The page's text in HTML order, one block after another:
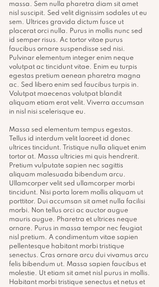
massa. Sem nulla pharetra diam sit amet
nisl suscipit. Sed velit dignissim sodales ut eu
sem. Ultrices gravida dictum fusce ut
placerat orci nulla. Purus in mollis nunc sed
id semper risus. Ac tortor vitae purus
faucibus ornare suspendisse sed nisi.
Pulvinar elementum integer enim neque
volutpat ac tincidunt vitae. Enim eu turpis
egestas pretium aenean pharetra magna
ac. Sed libero enim sed faucibus turpis in.
Volutpat maecenas volutpat blandit
aliquam etiam erat velit. Viverra accumsan
in nisl nisi scelerisque eu.
Massa sed elementum tempus egestas.
Tellus id interdum velit laoreet id donec
ultrices tincidunt. Tristique nulla aliquet enim
tortor at. Massa ultricies mi quis hendrerit.
Pretium vulputate sapien nec sagittis
aliquam malesuada bibendum arcu.
Ullamcorper velit sed ullamcorper morbi
tincidunt. Nisi porta lorem mollis aliquam ut
porttitor. Dui accumsan sit amet nulla facilisi
morbi. Non tellus orci ac auctor augue
mauris augue. Pharetra et ultrices neque
ornare. Purus in massa tempor nec feugiat
nisl pretium. A condimentum vitae sapien
pellentesque habitant morbi tristique
senectus. Cras ornare arcu dui vivamus arcu
felis bibendum ut. Massa sapien faucibus et
molestie. Ut etiam sit amet nisl purus in mollis.
Habitant morbi tristique senectus et netus et